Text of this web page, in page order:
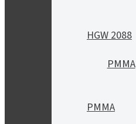
HGW 2088
PMMA
PMMA